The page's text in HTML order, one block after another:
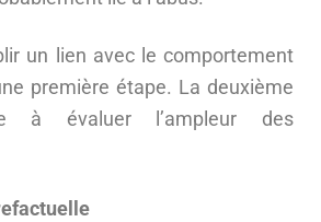
un lien avec le comportement
première étape. La deuxième
à évaluer l’ampleur des